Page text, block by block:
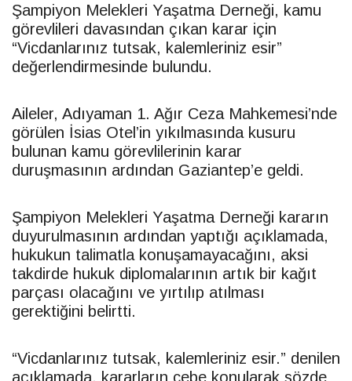
Şampiyon Melekleri Yaşatma Derneği, kamu
görevlileri davasından çıkan karar için
“Vicdanlarınız tutsak, kalemleriniz esir”
değerlendirmesinde bulundu.
Aileler, Adıyaman 1. Ağır Ceza Mahkemesi’nde
görülen İsias Otel’in yıkılmasında kusuru
bulunan kamu görevlilerinin karar
duruşmasının ardından Gaziantep’e geldi.
Şampiyon Melekleri Yaşatma Derneği kararın
duyurulmasının ardından yaptığı açıklamada,
hukukun talimatla konuşamayacağını, aksi
takdirde hukuk diplomalarının artık bir kağıt
parçası olacağını ve yırtılıp atılması
gerektiğini belirtti.
“Vicdanlarınız tutsak, kalemleriniz esir.” denilen
açıklamada, kararların cebe konularak sözde